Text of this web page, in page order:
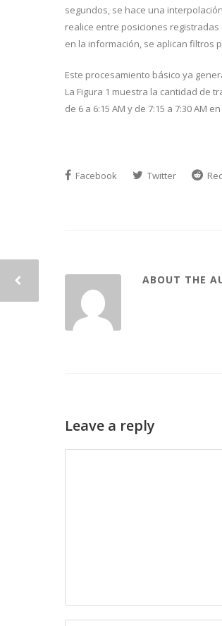
segundos, se hace una
realice entre posiciones
en la información, se aplican filtros
Este procesamiento básico ya
La Figura 1 muestra la cantidad de
de 6 a 6:15 AM y de 7:15 a 7:30 AM
Facebook Twitter
ABOUT THE
Leave a reply